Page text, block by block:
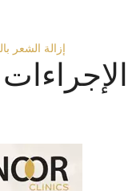
إزالة الشعر